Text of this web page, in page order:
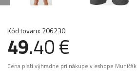
Kód tovaru: 206230
49.40 €
Cena platí výhradne pri nákupe v eshope